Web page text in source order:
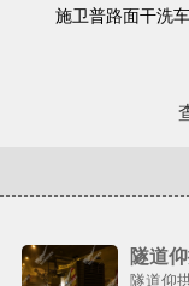
施卫普路面干洗
隧道
隧道仰